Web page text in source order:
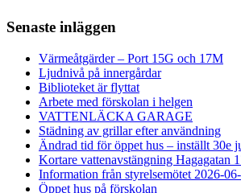
Senaste inläggen
Värmeåtgärder – Port 15G och 17M
Ljudnivå på innergårdar
Biblioteket är flyttat
Arbete med förskolan i helgen
VATTENLÄCKA GARAGE
Städning av grillar efter användning
Ändrad tid för öppet hus – inställt 30e
Kortare vattenavstängning Hagagatan
Information från styrelsemötet 2026-
Öppet hus på förskolan